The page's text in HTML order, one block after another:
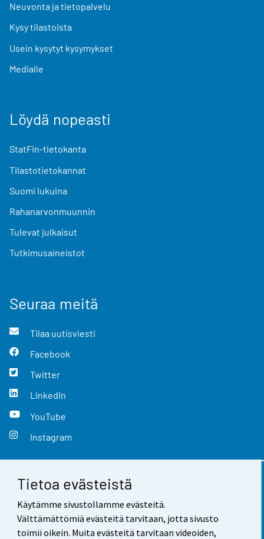
Tietoa evästeistä
Käytämme sivustollamme evästeitä.
Välttämättömiä evästeitä tarvitaan, jotta sivusto
toimii oikein. Muita evästeitä tarvitaan videoiden,
Neuvonta ja tietopalvelu
Kysy tilastoista
Usein kysytyt kysymykset
Medialle
Löydä nopeasti
StatFin-tietokanta
Tilastotietokannat
Suomi lukuina
Rahanarvonmuunnin
Tulevat julkaisut
Tutkimusaineistot
Seuraa meitä
Tilaa uutisviesti
Facebook
Twitter
LinkedIn
YouTube
Instagram
Yhteystiedot
Palaute
Käyttöehdot